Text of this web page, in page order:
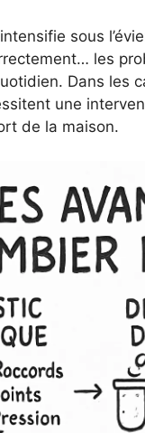
sous
les
Dans les
une
de la maison.